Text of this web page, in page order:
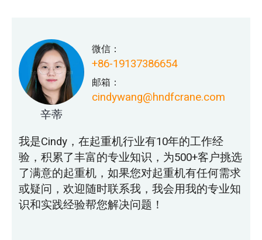
辛蒂
微信：
+86-19137386654
邮箱：
cindywang@hndfcrane.com
我是Cindy，在起重机行业有10年的工作经
验，积累了丰富的专业知识，为500+客户挑选
了满意的起重机，如果您对起重机有任何需求
或疑问，欢迎随时联系我，我会用我的专业知
识和实践经验帮您解决问题！